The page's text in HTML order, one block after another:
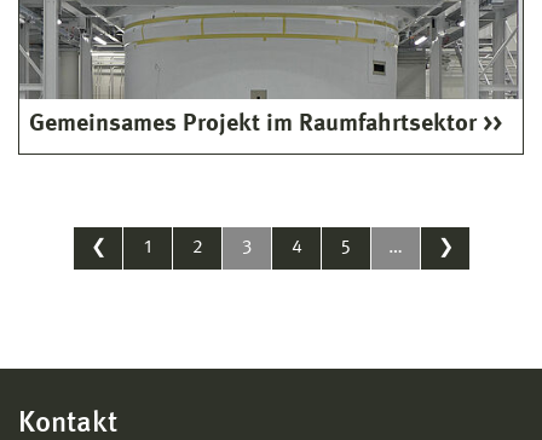
Gemeinsames Projekt im Raumfahrtsektor
❮ 1 2 3 4 5 … ❯
Kontakt